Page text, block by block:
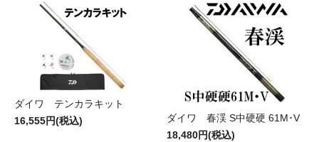
ダイワ テンカラキット
16,555円(税込)
ダイワ 春渓 S中硬硬 61M･V
18,480円(税込)